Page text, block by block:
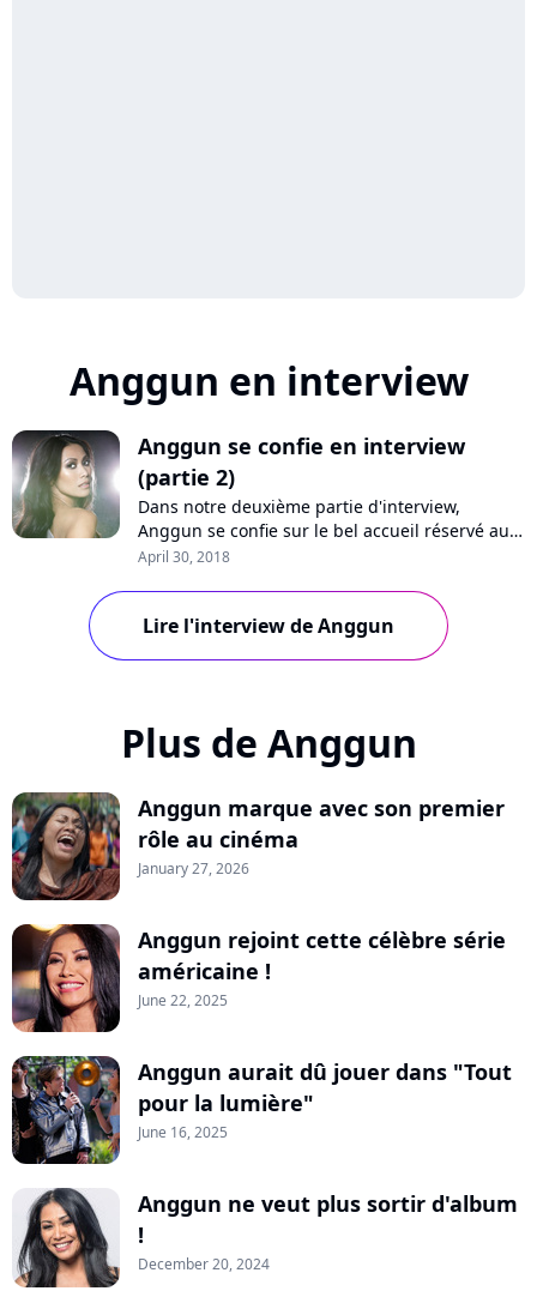
Anggun en interview
Anggun se confie en interview
(partie 2)
Dans notre deuxième partie d'interview,
Anggun se confie sur le bel accueil réservé aux
Etats-Unis à son single "What We Remember",
Sahara", évoque le féminisme et le sexisme,
avant de se souvenir de son expérience à
l'Eurovision. Rencontre avec une artiste sa...
April 30, 2018
Lire l'interview de Anggun
Plus de Anggun
Anggun marque avec son premier
rôle au cinéma
January 27, 2026
Anggun rejoint cette célèbre série
américaine !
June 22, 2025
Anggun aurait dû jouer dans "Tout
pour la lumière"
June 16, 2025
Anggun ne veut plus sortir d'album
!
December 20, 2024